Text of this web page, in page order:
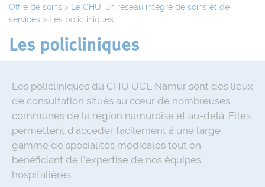
Offre de soins >
Le CHU, un réseau intégré de soins et de
services > Les policliniques
Les policliniques
Les policliniques du CHU UCL Namur sont des lieux
de consultation situés au cœur de nombreuses
communes de la région namuroise et au-delà. Elles
permettent d’accéder facilement à une large
gamme de spécialités médicales tout en
bénéficiant de l’expertise de nos équipes
hospitalières.